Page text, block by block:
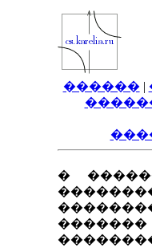
������ |
�